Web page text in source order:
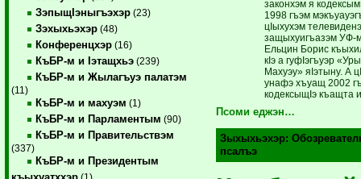
ЗэпыщIэныгъэхэр (23)
Зэхыхьэхэр (48)
Конференцхэр (16)
КъБР-м и Iэтащхьэ (239)
КъБР-м и Жылагъуэ палатэм
(11)
КъБР-м и махуэм (1)
КъБР-м и Парламентым (90)
КъБР-м и Правительствэм
(337)
КъБР-м и Президентым
(1)
законхэм я
1998 гъэм
цIыхухэм
защыхуигъазэм УФ-
Ельцин Борис
кIэ а гуфIэгъуэр
Махуэу» яIэтыну. А
унафэ хъуащ 2002
кодексыщIэ къащта
Псоми еджэн…
Зыхыхьэхэр:
псалъэ